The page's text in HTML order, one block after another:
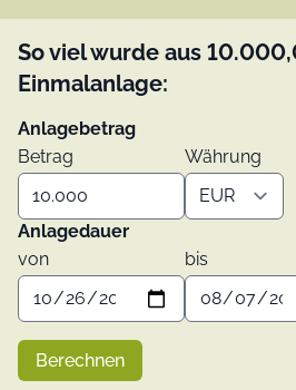
So viel wurde aus
Einmalanlage:
Anlagebetrag
Betrag
Währung
Anlagedauer
von
bis
Berechnen